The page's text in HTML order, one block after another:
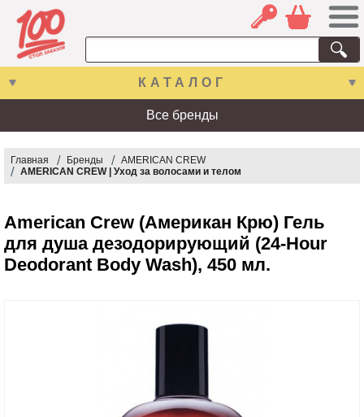
КАТАЛОГ
Все бренды
Главная Бренды
AMERICAN CREW
AMERICAN CREW | Уход за волосами и телом
American Crew (Американ Крю) Гель
для душа дезодорирующий (24-Hour
Deodorant Body Wash), 450 мл.